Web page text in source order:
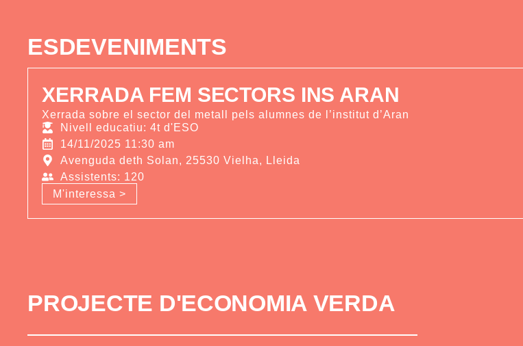
ESDEVENIMENTS
XERRADA FEM SECTORS INS ARAN
Xerrada sobre el sector del metall pels alumnes de l’institut d’Aran
Nivell educatiu: 4t d'ESO
14/11/2025 11:30 am
Avenguda deth Solan, 25530 Vielha, Lleida
Assistents: 120
M'interessa >
PROJECTE D'ECONOMIA VERDA